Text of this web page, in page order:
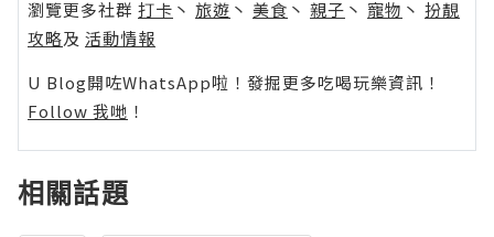
瀏覽更多社群 打卡 丶 旅遊 丶 美食 丶 親子 丶 寵物 丶 扮靚
攻略及 活動情報
U Blog開咗WhatsApp啦！發掘更多吃喝玩樂資訊！
Follow 我哋 ！
相關話題